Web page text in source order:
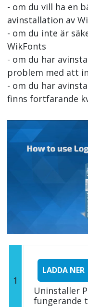
- om du vill ha en
avinstallation av
- om du inte är
WikFonts
- om du har
problem med att
- om du har
finns fortfarande
1
LADDA NER
Uninstaller
fungerande